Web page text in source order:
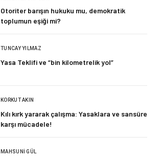
Otoriter barışın hukuku mu, demokratik
toplumun eşiği mi?
TUNCAY YILMAZ
Yasa Teklifi ve “bin kilometrelik yol”
KORKUT AKIN
Kılı kırk yararak çalışma: Yasaklara ve sansüre
karşı mücadele!
MAHSUNI GÜL